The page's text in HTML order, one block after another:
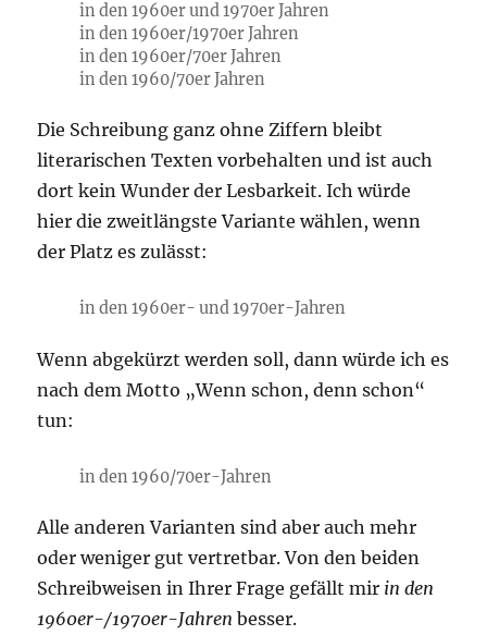
in den 1960er und 1970er Jahren
in den 1960er/1970er Jahren
in den 1960er/70er Jahren
in den 1960/70er Jahren
Die Schreibung ganz ohne Ziffern bleibt
literarischen Texten vorbehalten und ist auch
dort kein Wunder der Lesbarkeit. Ich würde
hier die zweitlängste Variante wählen, wenn
der Platz es zulässt:
in den 1960er- und 1970er-Jahren
Wenn abgekürzt werden soll, dann würde ich es
nach dem Motto „Wenn schon, denn schon“
tun:
in den 1960/70er-Jahren
Alle anderen Varianten sind aber auch mehr
oder weniger gut vertretbar. Von den beiden
Schreibweisen in Ihrer Frage gefällt mir in den
1960er-/1970er-Jahren besser.